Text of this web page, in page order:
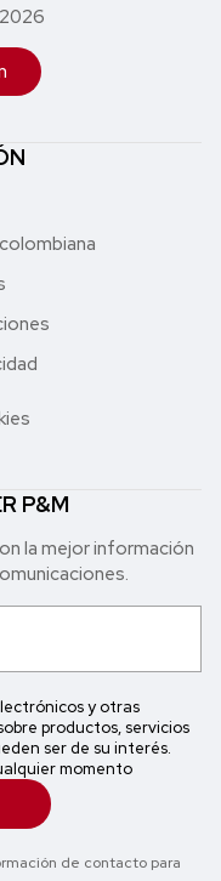
P&M
la mejor in formación
y otras
productos, servicios
ser de su interés.
momento
de contacto para